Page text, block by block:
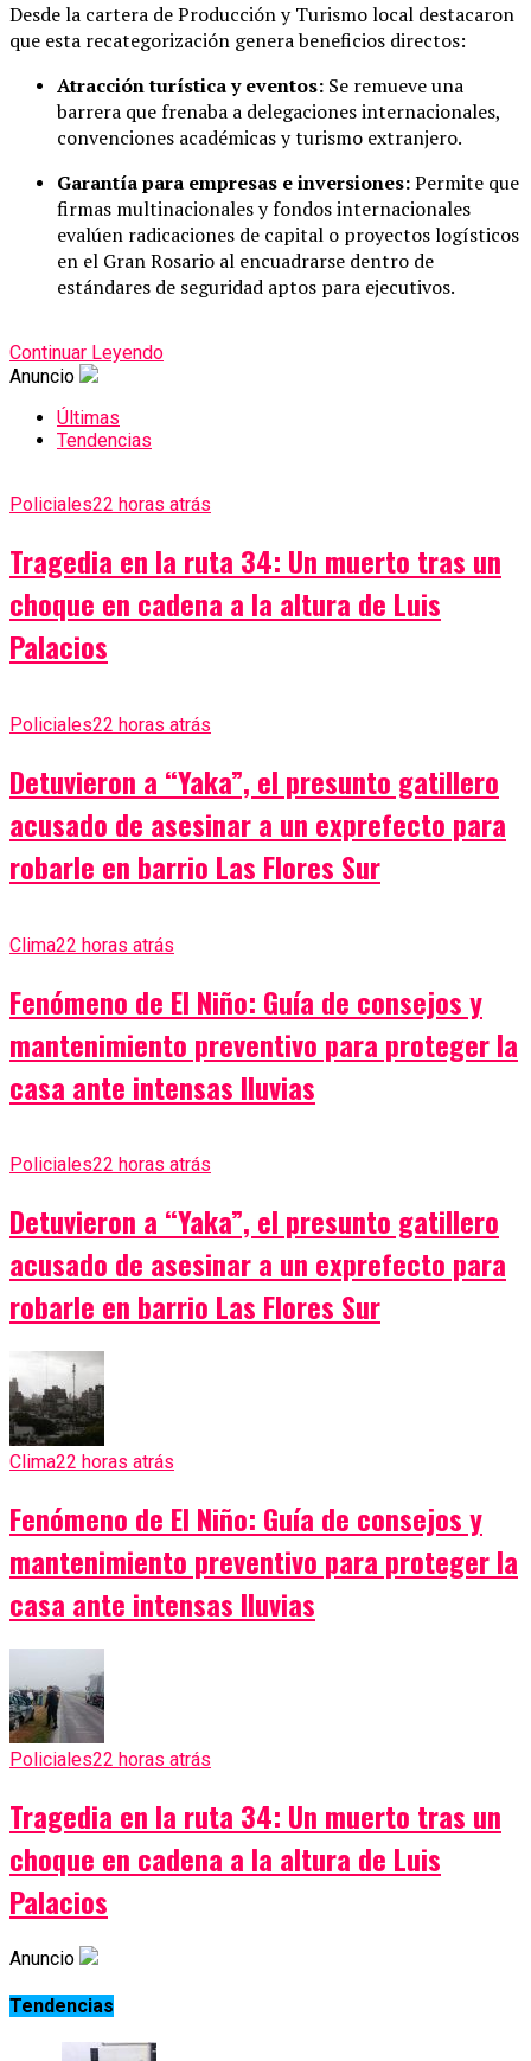
Desde la cartera de Producción y Turismo local destacaron
que esta recategorización genera beneficios directos:
Atracción turística y eventos: Se remueve una
barrera que frenaba a delegaciones internacionales,
convenciones académicas y turismo extranjero.
Garantía para empresas e inversiones:Permite que
firmas multinacionales y fondos internacionales
evalúen radicaciones de capital o proyectos logísticos
en el Gran Rosario al encuadrarse dentro de
estándares de seguridad aptos para ejecutivos.
Continuar Leyendo
Anuncio
Últimas
Tendencias
Policiales22 horas atrás
Tragedia en la ruta 34: Un muerto tras un
choque en cadena a la altura de Luis
Palacios
Policiales22 horas atrás
Detuvieron a “Yaka”, el presunto gatillero
acusado de asesinar a un exprefecto para
robarle en barrio Las Flores Sur
Clima22 horas atrás
Fenómeno de El Niño: Guía de consejos y
mantenimiento preventivo para proteger la
casa ante intensas lluvias
Policiales22 horas atrás
Detuvieron a “Yaka”, el presunto gatillero
acusado de asesinar a un exprefecto para
robarle en barrio Las Flores Sur
Clima22 horas atrás
Fenómeno de El Niño: Guía de consejos y
mantenimiento preventivo para proteger la
casa ante intensas lluvias
Policiales22 horas atrás
Tragedia en la ruta 34: Un muerto tras un
choque en cadena a la altura de Luis
Palacios
Anuncio
Tendencias